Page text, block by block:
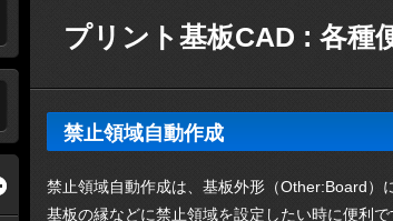
プリント基板CAD : 各種
禁止領域自動作成
禁止領域自動作成は、基板外形（Other:Board）
基板の縁などに禁止領域を設定したい時に便利で